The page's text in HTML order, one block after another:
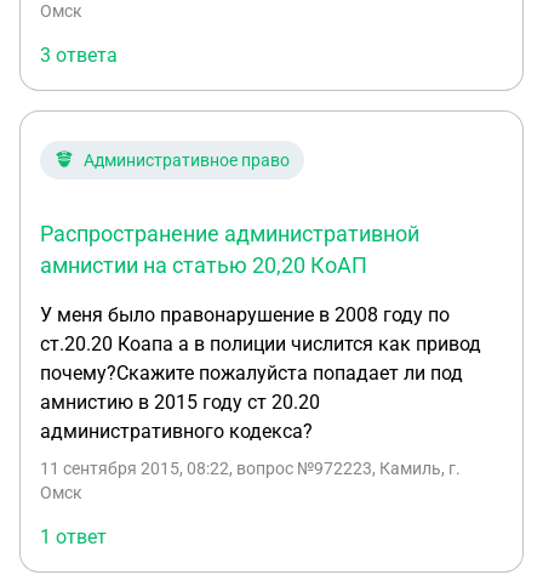
Омск
3 ответа
Административное право
Распространение административной
амнистии на статью 20,20 КоАП
У меня было правонарушение в 2008 году по
ст.20.20 Коапа а в полиции числится как привод
почему?Скажите пожалуйста попадает ли под
амнистию в 2015 году ст 20.20
административного кодекса?
11 сентября 2015, 08:22, вопрос №972223, Камиль, г.
Омск
1 ответ